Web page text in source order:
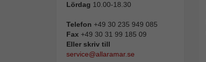
Lördag 10.00-18.30
Telefon +49 30 235 949 085
Fax +49 30 31 99 185 09
Eller skriv till
service@allaramar.se